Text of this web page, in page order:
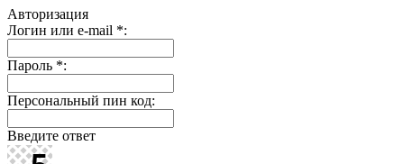
Авторизация
Логин или e-mail *:
Пароль *:
Персональный пин код:
Введите ответ